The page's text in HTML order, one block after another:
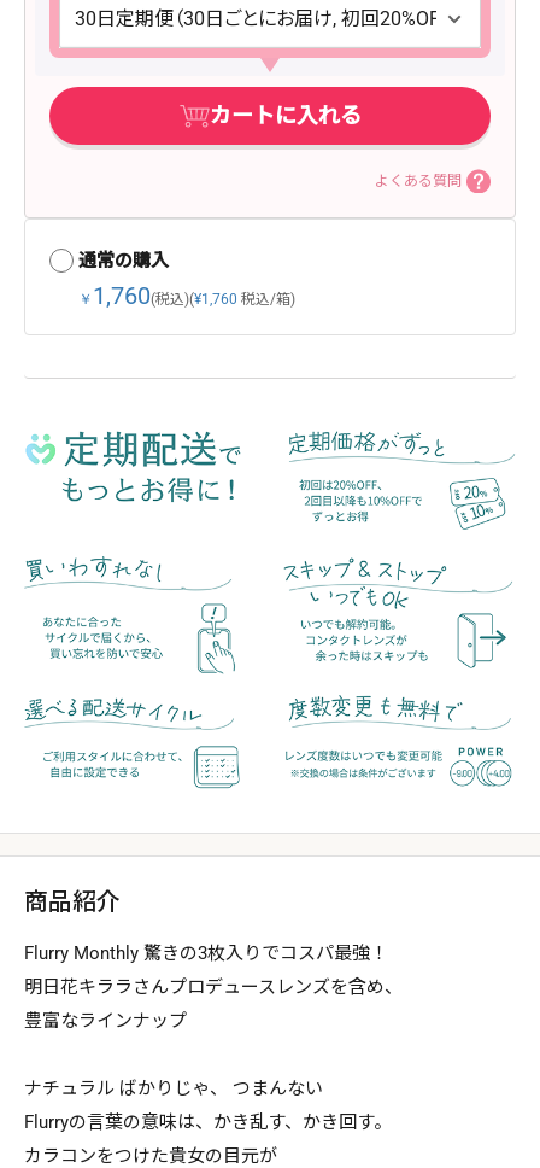
カートに入れる
よくある質問
通常の購入
￥ 1,760(税込)(¥1,760 税込/箱)
商品紹介
Flurry Monthly 驚きの3枚入りでコスパ最強！
明日花キララさんプロデュースレンズを含め、
豊富なラインナップ
ナチュラル ばかりじゃ、 つまんない
Flurryの言葉の意味は、かき乱す、かき回す。
カラコンをつけた貴女の目元が